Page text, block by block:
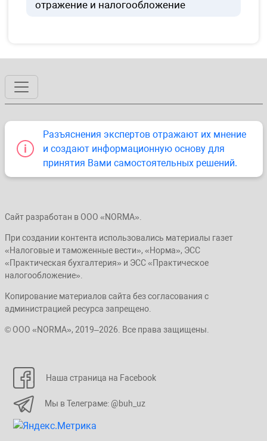
отражение и налогообложение
Разъяснения экспертов отражают их мнение
и создают информационную основу для
принятия Вами самостоятельных решений.
Сайт разработан в ООО «NORMA».
При создании контента использовались материалы газет
«Налоговые и таможенные вести», «Норма», ЭСС
«Практическая бухгалтерия» и ЭСС «Практическое
налогообложение».
Копирование материалов сайта без согласования с
администрацией ресурса запрещено.
© ООО «NORMA», 2019–2026. Все права защищены.
Наша страница на Facebook
Мы в Телеграме: @buh_uz